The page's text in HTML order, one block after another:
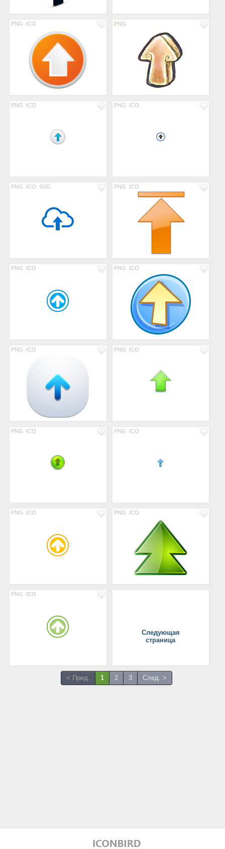
PNG ICO PNG
PNG ICO PNG ICO
PNG ICO SVG PNG ICO
PNG ICO PNG ICO
PNG ICO PNG ICO
PNG ICO PNG ICO
PNG ICO PNG ICO
PNG ICO
Следующая
страница
< Пред. 1 2 3 След. >